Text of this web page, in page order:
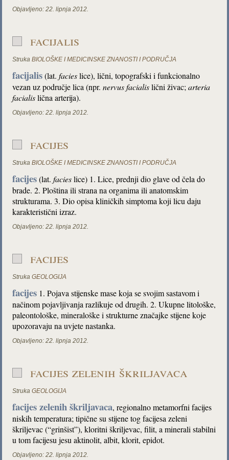
Objavljeno: 22. lipnja 2012.
facijalis
Struka BIOLOŠKE I MEDICINSKE ZNANOSTI I PODRUČJA
facijalis(lat.facieslice), lični, topografski i funkcionalno
vezan uz područje lica (npr.nervus facialislični živac;arteria
facialislična arterija).
Objavljeno: 22. lipnja 2012.
facijes
Struka BIOLOŠKE I MEDICINSKE ZNANOSTI I PODRUČJA
facijes(lat.facieslice) 1. Lice, prednji dio glave od čela do
brade. 2. Ploština ili strana na organima ili anatomskim
strukturama. 3. Dio opisa kliničkih simptoma koji licu daju
karakteristični izraz.
Objavljeno: 22. lipnja 2012.
facijes
Struka GEOLOGIJA
facijes 1. Pojava stijenske mase koja se svojim sastavom i
načinom pojavljivanja razlikuje od drugih. 2. Ukupne litološke,
paleontološke, mineraloške i strukturne značajke stijene koje
upozoravaju na uvjete nastanka.
Objavljeno: 22. lipnja 2012.
facijes zelenih škriljavaca
Struka GEOLOGIJA
facijes zelenih škriljavaca, regionalno metamorfni facijes
niskih temperatura; tipične su stijene tog facijesa zeleni
škriljevac (“grinšist”), kloritni škriljevac, filit, a minerali stabilni
u tom facijesu jesu aktinolit, albit, klorit, epidot.
Objavljeno: 22. lipnja 2012.